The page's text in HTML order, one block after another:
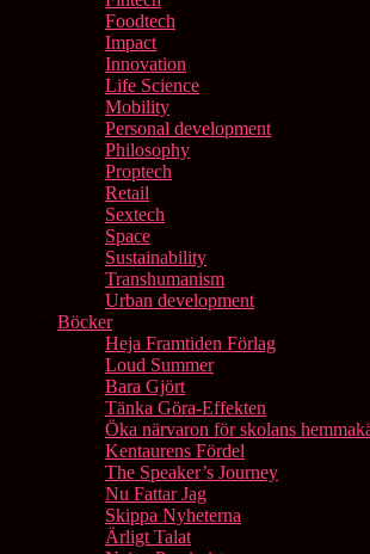
Foodtech
Impact
Innovation
Life Science
Mobility
Personal development
Philosophy
Proptech
Retail
Sextech
Space
Sustainability
Transhumanism
Urban development
Böcker
Heja Framtiden Förlag
Loud Summer
Bara Gjört
Tänka Göra-Effekten
Öka närvaron för skolans
Kentaurens Fördel
The Speaker’s Journey
Nu Fattar Jag
Skippa Nyheterna
Ärligt Talat